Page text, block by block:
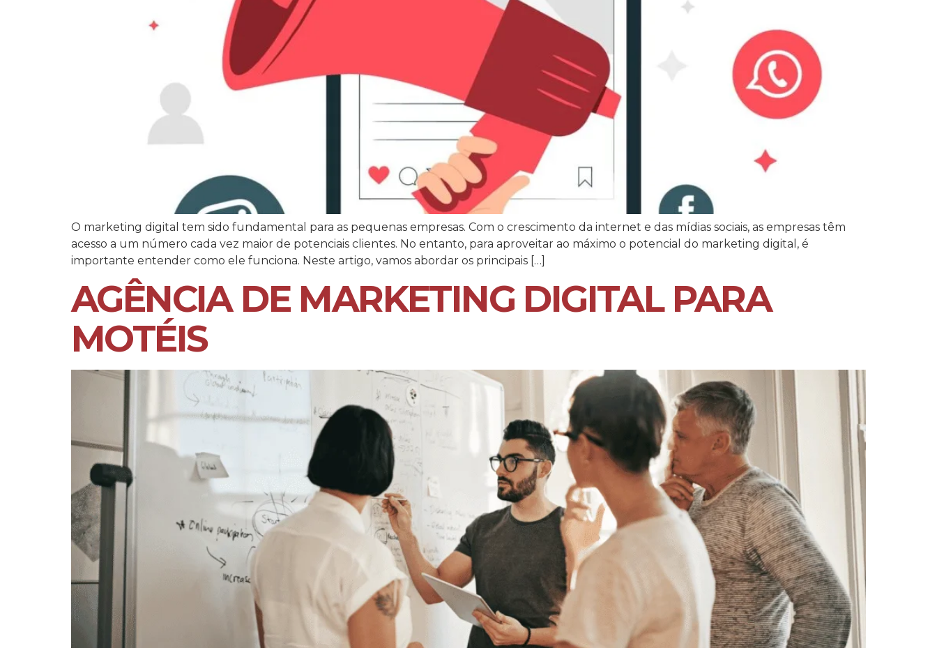
O marketing digital tem sido fundamental para as pequenas empresas. Com o crescimento da internet e das mídias sociais, as empresas têm
acesso a um número cada vez maior de potenciais clientes. No entanto, para aproveitar ao máximo o potencial do marketing digital, é
importante entender como ele funciona. Neste artigo, vamos abordar os principais […]
AGÊNCIA DE MARKETING DIGITAL PARA
MOTÉIS